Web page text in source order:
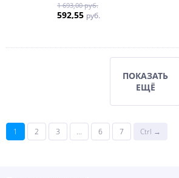
1 693,00 руб.
592,55 руб.
ПОКАЗАТЬ
ЕЩЁ
1 2 3 ... 6 7 Ctrl →